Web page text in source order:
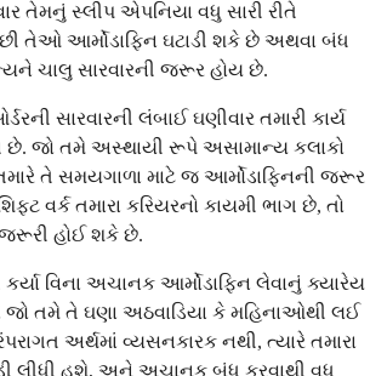
તેમનું સ્લીપ એપનિયા વધુ સારી રીતે
તેઓ આર્મોડાફિન ઘટાડી શકે છે અથવા બંધ
ચાલુ સારવારની જરૂર હોય છે.
સારવારની લંબાઈ ઘણીવાર તમારી કાર્ય
છે. જો તમે અસ્થાયી રૂપે અસામાન્ય કલાકો
તમારે તે સમયગાળા માટે જ આર્મોડાફિનની જરૂર
વર્ક તમારા કરિયરનો કાયમી ભાગ છે, તો
જરૂરી હોઈ શકે છે.
કર્યા વિના અચાનક આર્મોડાફિન લેવાનું ક્યારેય
જો તમે તે ઘણા અઠવાડિયા કે મહિનાઓથી લઈ
અર્થમાં વ્યસનકારક નથી, ત્યારે તમારા
લીધી હશે, અને અચાનક બંધ કરવાથી વધુ